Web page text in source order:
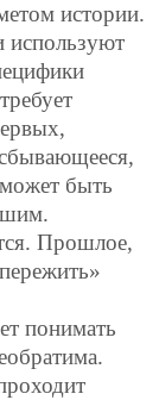
истории.
используют
быть
Прошлое,
понимать